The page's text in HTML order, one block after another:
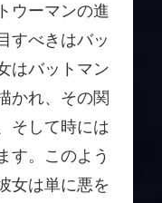
ウーマンの進
すべきはバッ
はバットマン
かれ、その関
そして時には
す。このよう
女は単に悪を